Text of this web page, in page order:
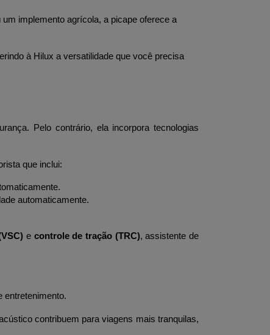
implemento agrícola, a picape oferece a
à Hilux a versatilidade que você precisa
Pelo contrário, ela incorpora tecnologias
que inclui:
automaticamente.
e controle de tração (TRC), assistente de
entretenimento.
contribuem para viagens mais tranquilas,